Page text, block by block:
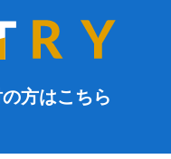
方はこちら